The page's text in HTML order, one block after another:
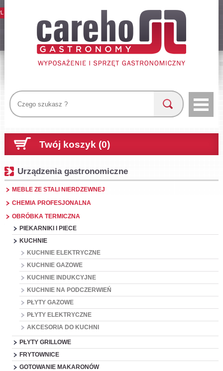
Twój koszyk (0)
Urządzenia gastronomiczne
MEBLE ZE STALI NIERDZEWNEJ
CHEMIA PROFESJONALNA
OBRÓBKA TERMICZNA
PIEKARNIKI I PIECE
KUCHNIE
KUCHNIE ELEKTRYCZNE
KUCHNIE GAZOWE
KUCHNIE INDUKCYJNE
KUCHNIE NA PODCZERWIEŃ
PŁYTY GAZOWE
PŁYTY ELEKTRYCZNE
AKCESORIA DO KUCHNI
PŁYTY GRILLOWE
FRYTOWNICE
GOTOWANIE MAKARONÓW